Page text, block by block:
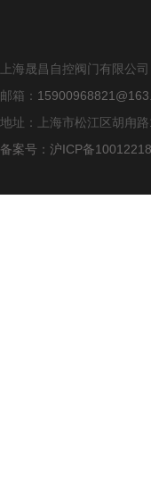
上海晟昌自控阀门有限公
邮箱：
地址：上海市松江区胡甪
备案号：沪ICP备